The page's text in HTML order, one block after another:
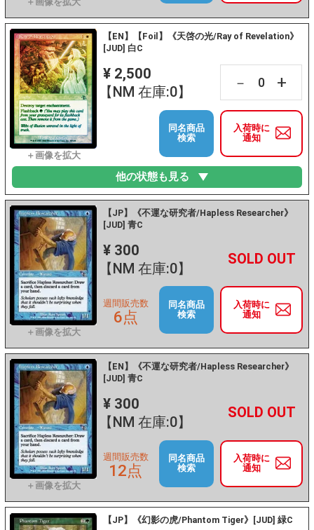
【EN】【Foil】《天啓の光/Ray of Revelation》
[JUD] 白C
¥ 2,500
【NM 在庫:0】
－ +
入荷時に
通知
同名商品
検索
他の状態も見る
【JP】《不運な研究者/Hapless Researcher》
[JUD] 青C
¥ 300
【NM 在庫:0】
－ +
入荷時に
通知
週間販売数
6点
同名商品
検索
【EN】《不運な研究者/Hapless Researcher》
[JUD] 青C
¥ 300
【NM 在庫:0】
－ +
入荷時に
通知
週間販売数
12点
同名商品
検索
【JP】《幻影の虎/Phantom Tiger》[JUD] 緑C